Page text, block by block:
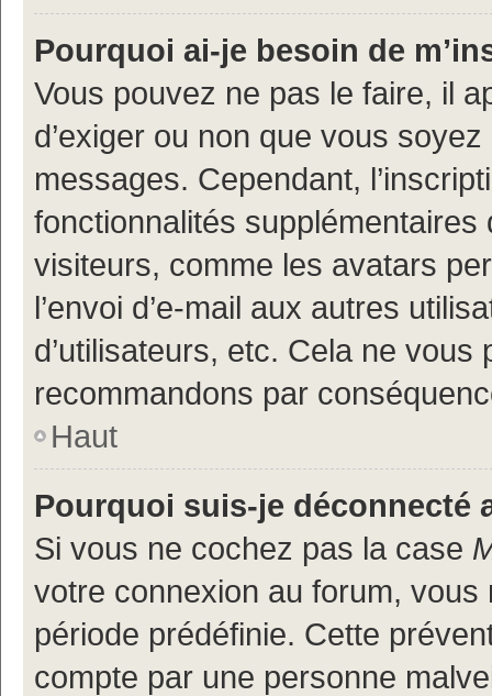
Pourquoi ai-je besoin de
Vous pouvez ne pas le faire, il
d’exiger ou non que vous
messages. Cependant,
fonctionnalités
visiteurs, comme les avatars
l’envoi d’e-mail aux autres
d’utilisateurs, etc. Cela ne
recommandons par
Haut
Pourquoi suis-je déconnecté
Si vous ne cochez pas la case
votre connexion au forum,
période prédéfinie. Cette
compte par une personne